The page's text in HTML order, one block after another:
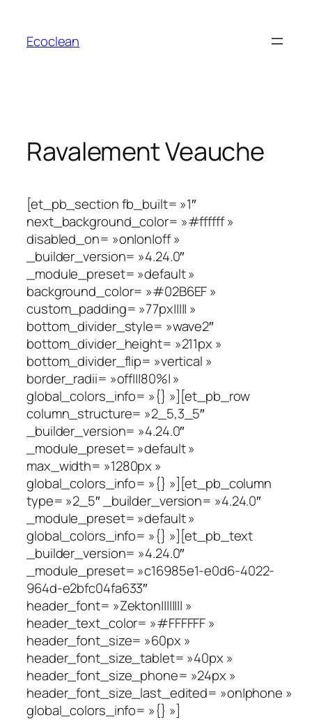
contenu
Ecoclean
Ravalement Veauche
[et_pb_section fb_built= »1″
next_background_color= »#ffffff »
disabled_on= »on|on|off »
_builder_version= »4.24.0″
_module_preset= »default »
background_color= »#02B6EF »
custom_padding= »77px||||| »
bottom_divider_style= »wave2″
bottom_divider_height= »211px »
bottom_divider_flip= »vertical »
border_radii= »off|||80%| »
global_colors_info= »{} »][et_pb_row
column_structure= »2_5,3_5″
_builder_version= »4.24.0″
_module_preset= »default »
max_width= »1280px »
global_colors_info= »{} »][et_pb_column
type= »2_5″ _builder_version= »4.24.0″
_module_preset= »default »
global_colors_info= »{} »][et_pb_text
_builder_version= »4.24.0″
_module_preset= »c16985e1-e0d6-4022-
964d-e2bfc04fa633″
header_font= »Zekton|||||||| »
header_text_color= »#FFFFFF »
header_font_size= »60px »
header_font_size_tablet= »40px »
header_font_size_phone= »24px »
header_font_size_last_edited= »on|phone »
global_colors_info= »{} »]